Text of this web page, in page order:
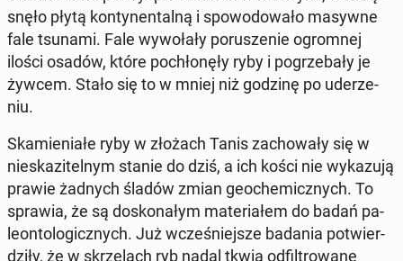
snę­ło płytą kon­ty­nen­tal­ną i spo­wo­do­wa­ło masywne
fale tsunami. Fale wy­wo­ła­ły po­ru­sze­nie ogrom­nej
ilości osadów, które po­chło­nę­ły ryby i po­grze­ba­ły je
żywcem. Stało się to w mniej niż godzinę po ude­rze­
niu.
Ska­mie­nia­łe ryby w złożach Tanis za­cho­wa­ły się w
nie­ska­zi­tel­nym stanie do dziś, a ich kości nie wy­ka­zu­ją
prawie żadnych śladów zmian geo­che­micz­nych. To
sprawia, że są do­sko­na­łym ma­te­ria­łem do badań pa­
le­on­to­lo­gicz­nych. Już wcze­śniej­sze badania po­twier­
dzi­ły, że w skrze­lach ryb nadal tkwią od­fil­tro­wa­ne